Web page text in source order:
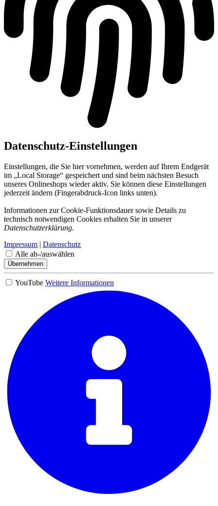
Datenschutz-Einstellungen
Einstellungen, die Sie hier vornehmen, werden auf Ihrem Endgerät
im „Local Storage“ gespeichert und sind beim nächsten Besuch
unseres Onlineshops wieder aktiv. Sie können diese Einstellungen
jederzeit ändern (Fingerabdruck-Icon links unten).
Informationen zur Cookie-Funktionsdauer sowie Details zu
technisch notwendigen Cookies erhalten Sie in unserer
Datenschutzerklärung.
Impressum | Datenschutz
Alle ab-/auswählen
Übernehmen
YouTube Weitere Informationen